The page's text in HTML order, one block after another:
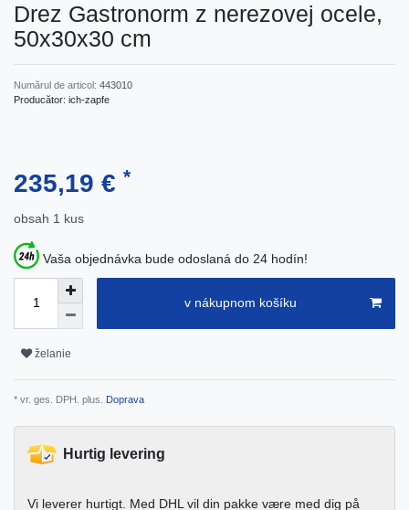
Drez Gastronorm z nerezovej ocele,
50x30x30 cm
Numărul de articol: 443010
Producător: ich-zapfe
235,19 € *
obsah 1 kus
Vaša objednávka bude odoslaná do 24 hodín!
v nákupnom košíku
želanie
* vr. ges. DPH. plus. Doprava
Hurtig levering
Vi leverer hurtigt. Med DHL vil din pakke være med dig på